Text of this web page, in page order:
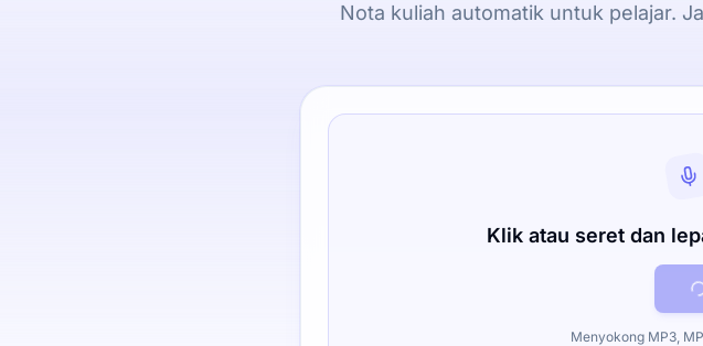
Nota kuliah automatik untuk pelajar.
Klik atau seret dan
Menyokong MP3,